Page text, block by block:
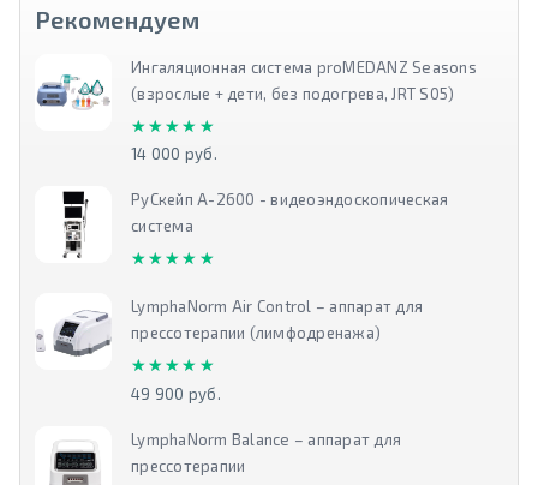
Рекомендуем
Ингаляционная система proMEDANZ Seasons
(взрослые + дети, без подогрева, JRT S05)
★★★★★
★★★★★
14 000 руб.
РуСкейп А-2600 - видеоэндоскопическая
система
★★★★★
★★★★★
LymphaNorm Air Control – аппарат для
прессотерапии (лимфодренажа)
★★★★★
★★★★★
49 900 руб.
LymphaNorm Balance – аппарат для
прессотерапии